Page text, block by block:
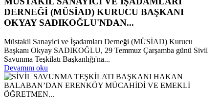
DERNEĞİ (MÜSİAD) KURUCU BAŞKANI
OKYAY SADIKOĞLU'NDAN...
Müstakil Sanayici ve İşadamları Derneği (MÜSİAD) Kurucu
Başkanı Okyay SADIKOĞLU, 29 Temmuz Çarşamba günü Sivil
Savunma Teşkilatı Başkanlığı'na...
Devamını oku